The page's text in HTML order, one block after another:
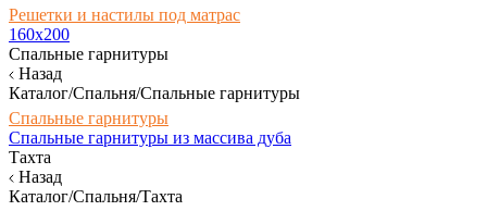
Решетки и настилы под матрас
160х200
Спальные гарнитуры
Назад
Каталог/Спальня/Спальные гарнитуры
Спальные гарнитуры
Спальные гарнитуры из массива дуба
Тахта
Назад
Каталог/Спальня/Тахта